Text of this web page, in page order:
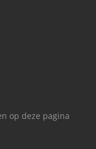
op deze pagina